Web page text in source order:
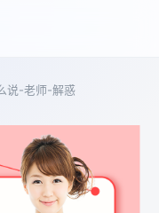
说-老师-解惑